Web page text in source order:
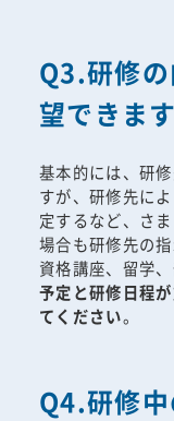
Q3.研修
望できま
基本的には、研
すが、研修先に
定するなど、さ
場合も研修先の
資格講座、留学
予定と研修日程
てください。
Q4.研修